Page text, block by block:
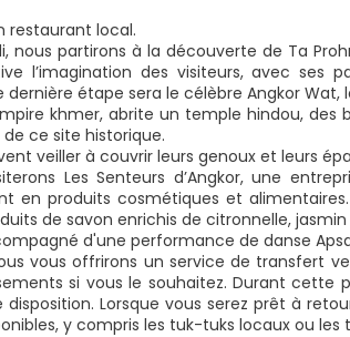
restaurant local.
nous partirons à la découverte de Ta
l’imagination des visiteurs, avec ses
dernière étape sera le célèbre Angkor
khmer, abrite un temple hindou,
ce site historique.
veiller à couvrir leurs genoux et leurs
Les Senteurs d’Angkor, une
en produits cosmétiques et
de savon enrichis de citronnelle,
d'une performance de danse
vous offrirons un service de transfert
si vous le souhaitez. Durant cette
Lorsque vous serez prêt à
y compris les tuk-tuks locaux ou